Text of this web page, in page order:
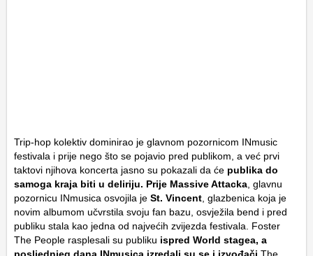
Trip-hop kolektiv dominirao je glavnom pozornicom INmusic
festivala i prije nego što se pojavio pred publikom, a već prvi
taktovi njihova koncerta jasno su pokazali da će publika do
samoga kraja biti u deliriju. Prije Massive Attacka , glavnu
pozornicu INmusica osvojila je St. Vincent , glazbenica koja je
novim albumom učvrstila svoju fan bazu, osvježila bend i pred
publiku stala kao jedna od najvećih zvijezda festivala. Foster
The People rasplesali su publiku ispred World stagea, a